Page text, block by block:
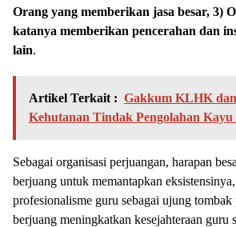
Orang yang memberikan jasa besar, 3)
katanya memberikan pencerahan dan
lain.
Artikel Terkait : Gakkum KLHK
Kehutanan Tindak Pengolahan Kayu
Sebagai organisasi perjuangan, harapan
berjuang untuk memantapkan
profesionalisme guru sebagai ujung tombak
berjuang meningkatkan kesejahteraan guru